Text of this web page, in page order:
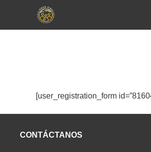
contenido
[user_registration_form
CONTÁCTANOS